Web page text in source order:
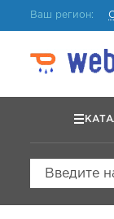
Ваш регион:
Введите